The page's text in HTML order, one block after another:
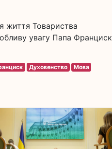
життя Товариства
увагу Папа Франциск
Духовенство
Мова